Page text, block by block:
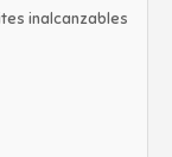
inalcanzables